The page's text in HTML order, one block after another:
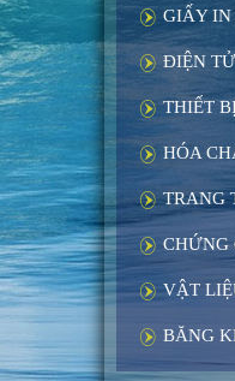
GIẤY
ĐIỆN
THIẾT
HÓA
TRANG
CHỨNG
VẬT
BĂNG